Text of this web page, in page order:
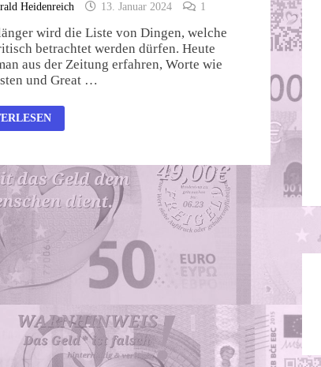
Heidenreich 13. Januar 2024 1
wird die Liste von Dingen, welche
betrachtet werden dürfen. Heute
aus der Zeitung erfahren, Worte wie
und Great …